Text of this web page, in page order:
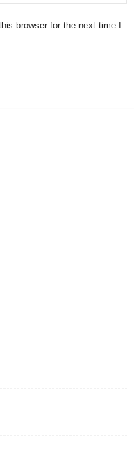
browser for the next time I